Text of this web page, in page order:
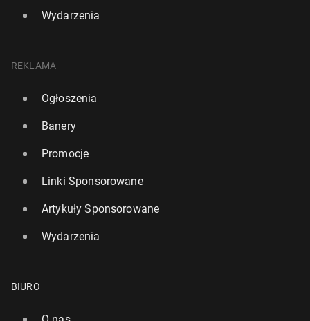
Wydarzenia
REKLAMA
Ogłoszenia
Banery
Promocje
Linki Sponsorowane
Artykuły Sponsorowane
Wydarzenia
BIURO